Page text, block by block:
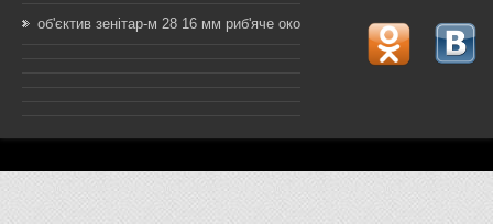
об'єктив зенітар-м 28 16 мм риб'яче око